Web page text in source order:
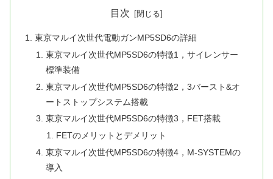
目次
東京マルイ次世代電動ガンMP5SD6の詳細
東京マルイ次世代MP5SD6の特徴1，サイレンサー
標準装備
東京マルイ次世代MP5SD6の特徴2，3バースト&オ
ートストップシステム搭載
東京マルイ次世代MP5SD6の特徴3，FET搭載
FETのメリットとデメリット
東京マルイ次世代MP5SD6の特徴4，M-SYSTEMの
導入